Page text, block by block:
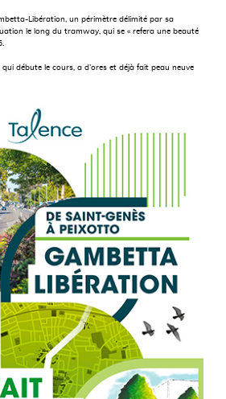
Libération, un périmètre délimité par sa
le long du tramway, qui se « refera une beauté
débute le cours, a d’ores et déjà fait peau neuve